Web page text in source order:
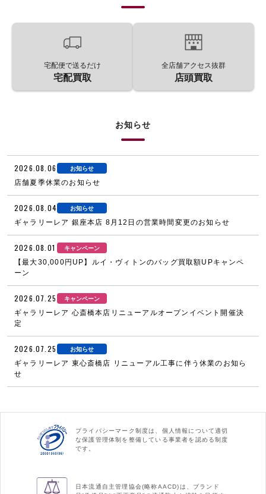
宅配便で送るだけ
宅配買取
全店舗アクセス抜群
店頭買取
お知らせ
2026.08.06 お知らせ
店舗夏季休業のお知らせ
2026.08.04 お知らせ
ギャラリーレア 銀座本店 8月12日の営業時間変更のお知らせ
2026.08.01 キャンペーン
【最大30,000円UP】ルイ・ヴィトンのバッグ買取額UPキャンペ
ーン
2026.07.25 キャンペーン
ギャラリーレア 心斎橋本店リニューアルオープンイベント開催決
定
2026.07.25 お知らせ
ギャラリーレア 東心斎橋店 リニューアル工事に伴う休業のお知ら
せ
プライバシーマーク制度は、個人情報について適切
な保護管理体制を整備している事業者を認める制度
です。
日本流通自主管理協会(略称AACD)は、ブランド